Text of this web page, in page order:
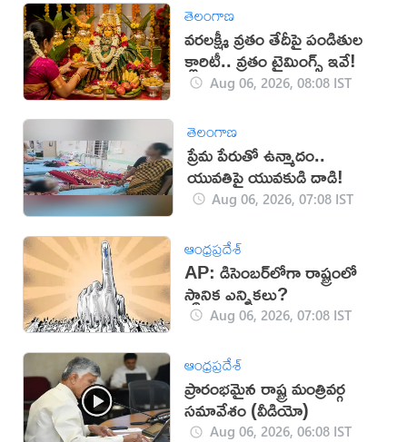
తెలంగాణ
వరలక్ష్మీ వ్రతం తేదీపై పండితుల
క్లారిటీ.. వ్రతం టైమింగ్స్ ఇవే!
Aug 06, 2026, 08:08 IST
తెలంగాణ
ప్రేమ పేరుతో ఉన్మాదం..
యువతిపై యువకుడి దాడి!
Aug 06, 2026, 07:08 IST
ఆంధ్రప్రదేశ్
AP: డిసెంబర్‌లోగా రాష్ట్రంలో
స్థానిక ఎన్నికలు?
Aug 06, 2026, 07:08 IST
ఆంధ్రప్రదేశ్
ప్రారంభమైన రాష్ట్ర మంత్రివర్గ
సమావేశం (వీడియో)
Aug 06, 2026, 06:08 IST